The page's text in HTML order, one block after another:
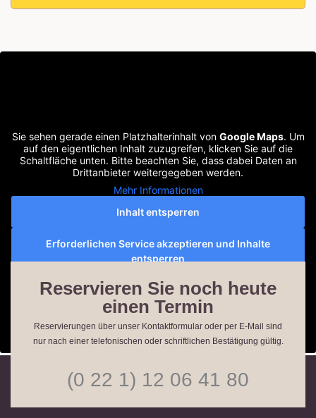
Sie sehen gerade einen Platzhalterinhalt von Google Maps. Um
auf den eigentlichen Inhalt zuzugreifen, klicken Sie auf die
Schaltfläche unten. Bitte beachten Sie, dass dabei Daten an
Drittanbieter weitergegeben werden.
Mehr Informationen
Inhalt entsperren
Erforderlichen Service akzeptieren und Inhalte
entsperren
Reservieren Sie noch heute
einen Termin
Reservierungen über unser Kontaktformular oder per E-Mail sind
nur nach einer telefonischen oder schriftlichen Bestätigung gültig.
(0 22 1) 12 06 41 80